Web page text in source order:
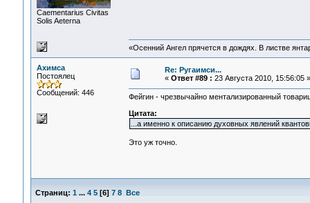
Сaementarius Civitas
Solis Aeterna
«Осенний Ангел прячется в дождях. В листве
Ахимса
Постоялец
Сообщений: 446
Re: Ругаимси...
« Ответ #89 : 23 Августа 2010, 15:56:05 »
Фейгин - чрезвычайно ментализированный
Цитата:
...а именно к описанию духовных явлений
Это уж точно.
Страниц: 1 ... 4 5[6] 7 8 Все